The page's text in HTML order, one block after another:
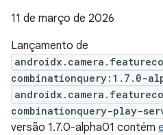
11 de março de 2026
Lançamento de
combinationquery:1.7.0-
combinationquery-play-
versão 1.7.0-alpha01 contém